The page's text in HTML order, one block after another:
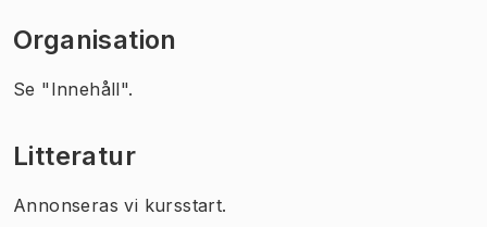
Organisation
Se "Innehåll".
Litteratur
Annonseras vi kursstart.